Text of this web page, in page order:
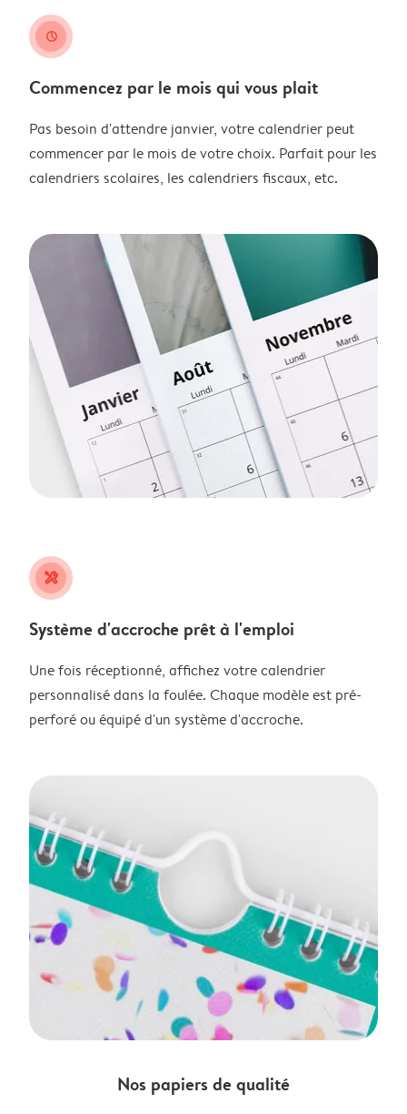
clock
Commencez par le mois qui vous plait
Pas besoin d'attendre janvier, votre calendrier peut
commencer par le mois de votre choix. Parfait pour les
calendriers scolaires, les calendriers fiscaux, etc.
tools
Système d'accroche prêt à l'emploi
Une fois réceptionné, affichez votre calendrier
personnalisé dans la foulée. Chaque modèle est pré-
perforé ou équipé d'un système d'accroche.
Nos papiers de qualité